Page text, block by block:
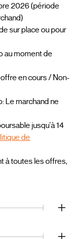
2026 (période
sur place ou pour
au moment de
en cours / Non-
Le marchand ne
jusqu'à 14
de
à toutes les offres,